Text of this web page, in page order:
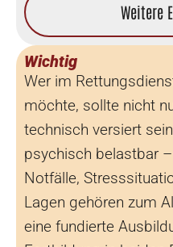
Weitere
Wichtig
Wer im
möchte, sollte nicht
technisch versiert
psychisch belastbar
Notfälle,
Lagen gehören zum
eine fundierte